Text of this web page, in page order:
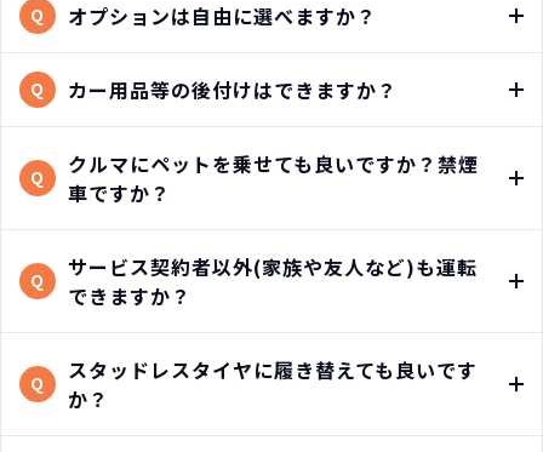
Q オプションは自由に選べますか？
Q カー用品等の後付けはできますか？
Q
クルマにペットを乗せても良いですか？禁煙
車ですか？
Q
サービス契約者以外(家族や友人など)も運転
できますか？
Q
スタッドレスタイヤに履き替えても良いです
か？